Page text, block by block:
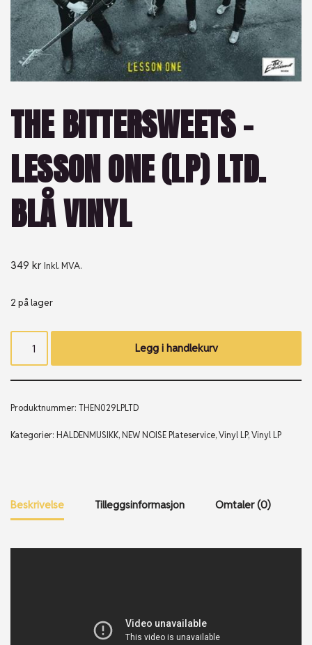
THE BITTERSWEETS –
LESSON ONE (LP) LTD.
BLÅ VINYL
349 kr Inkl. MVA.
2 på lager
Legg i handlekurv
Produktnummer: THEN029LPLTD
Kategorier: HALDENMUSIKK, NEW NOISE Plateservice,Vinyl LP,Vinyl LP
Beskrivelse Tilleggsinformasjon Omtaler (0)